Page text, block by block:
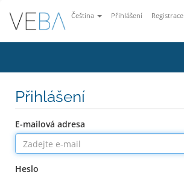
Čeština Přihlášení Registrace
Přihlášení
E-mailová adresa
Heslo